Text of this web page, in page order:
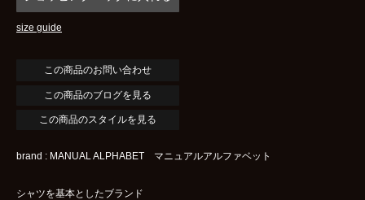
size guide
この商品のブログを見る
この商品のスタイルを見る
brand : MANUAL ALPHABET マニュアルアルファベット
シャツを基本としたブランド